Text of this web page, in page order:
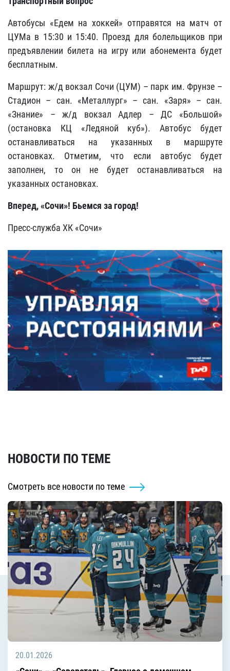
Автобусы «Едем на хоккей» отправятся на матч от
ЦУМа в 15:30 и 15:40. Проезд для болельщиков при
предъявлении билета на игру или абонемента будет
бесплатным.
Маршрут: ж/д вокзал Сочи (ЦУМ) – парк им. Фрунзе –
Стадион – сан. «Металлург» – сан. «Заря» – сан.
«Знание» – ж/д вокзал Адлер – ДС «Большой»
(остановка КЦ «Ледяной куб»). Автобус будет
останавливаться на указанных в маршруте
остановках. Отметим, что если автобус будет
заполнен, то он не будет останавливаться на
указанных остановках.
Вперед, «Сочи»! Бьемся за город!
Пресс-служба ХК «Сочи»
НОВОСТИ ПО ТЕМЕ
Смотреть все новости по теме
20.01.2026